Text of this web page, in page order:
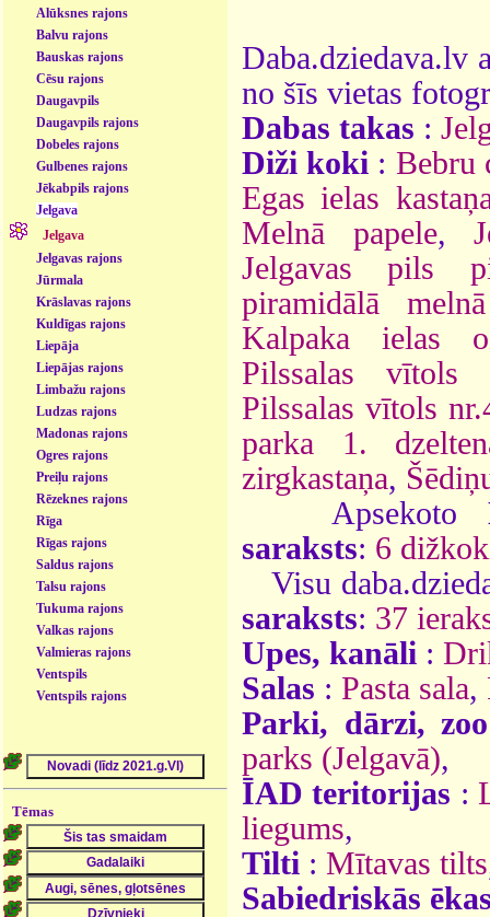
Alūksnes rajons
Balvu rajons
Bauskas rajons
Cēsu rajons
Daugavpils
Daugavpils rajons
Dobeles rajons
Gulbenes rajons
Jēkabpils rajons
Jelgava
Jelgava
Jelgavas rajons
Jūrmala
Krāslavas rajons
Kuldīgas rajons
Liepāja
Liepājas rajons
Limbažu rajons
Ludzas rajons
Madonas rajons
Ogres rajons
Preiļu rajons
Rēzeknes rajons
Rīga
Rīgas rajons
Saldus rajons
Talsu rajons
Tukuma rajons
Valkas rajons
Valmieras rajons
Ventspils
Ventspils rajons
Tēmas
Daba.dziedava.lv
no šīs vietas
Dabas takas :
Diži koki : Bebru
Egas ielas
Melnā papele,
Jelgavas pils
piramidālā
Kalpaka ielas
Pilssalas vītols
Pilssalas vītols
parka 1.
zirgkastaņa,
Apsekoto
saraksts: 6
Visu
saraksts: 37
Upes, kanāli :
Salas : Pasta sala,
Parki, dārzi, zoo
parks (Jelgavā),
ĪAD teritorijas :
liegums,
Tilti : Mītavas tilts
Sabiedriskās